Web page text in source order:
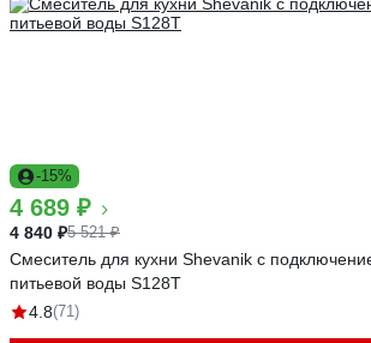
-15%
4 689 ₽
4 840 ₽5 521 ₽
Смеситель для кухни Shevanik с
питьевой воды S128T
4.8(71)